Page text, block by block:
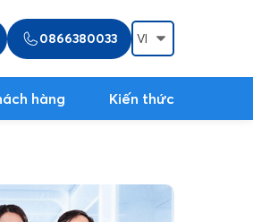
0866380033
hàng Kiến thức